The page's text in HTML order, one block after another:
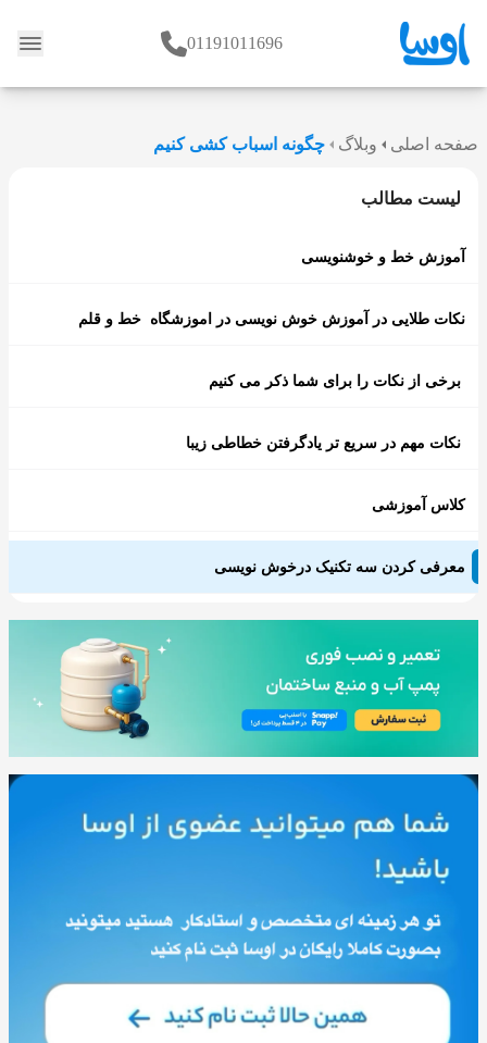
وبلاگ 01191011696
صفحه اصلی وبلاگ چگونه اسباب کشی کنیم
لیست مطالب
آموزش خط و خوشنویسی
نکات طلایی در آموزش خوش نویسی در اموزشگاه خط و قلم
برخی از نکات را برای شما ذکر می کنیم
نکات مهم در سریع تر یادگرفتن خطاطی زیبا
کلاس آموزشی
معرفی کردن سه تکنیک درخوش نویسی